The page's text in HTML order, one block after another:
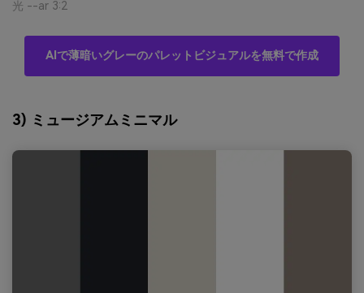
光 --ar 3:2
AIで薄暗いグレーのパレットビジュアルを無料で作成
3) ミュージアムミニマル